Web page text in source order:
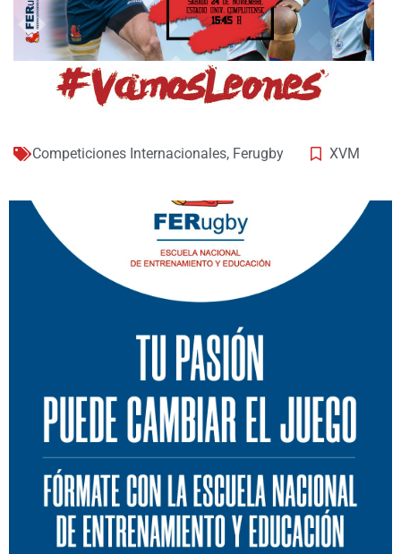
Competiciones Internacionales, Ferugby XVM